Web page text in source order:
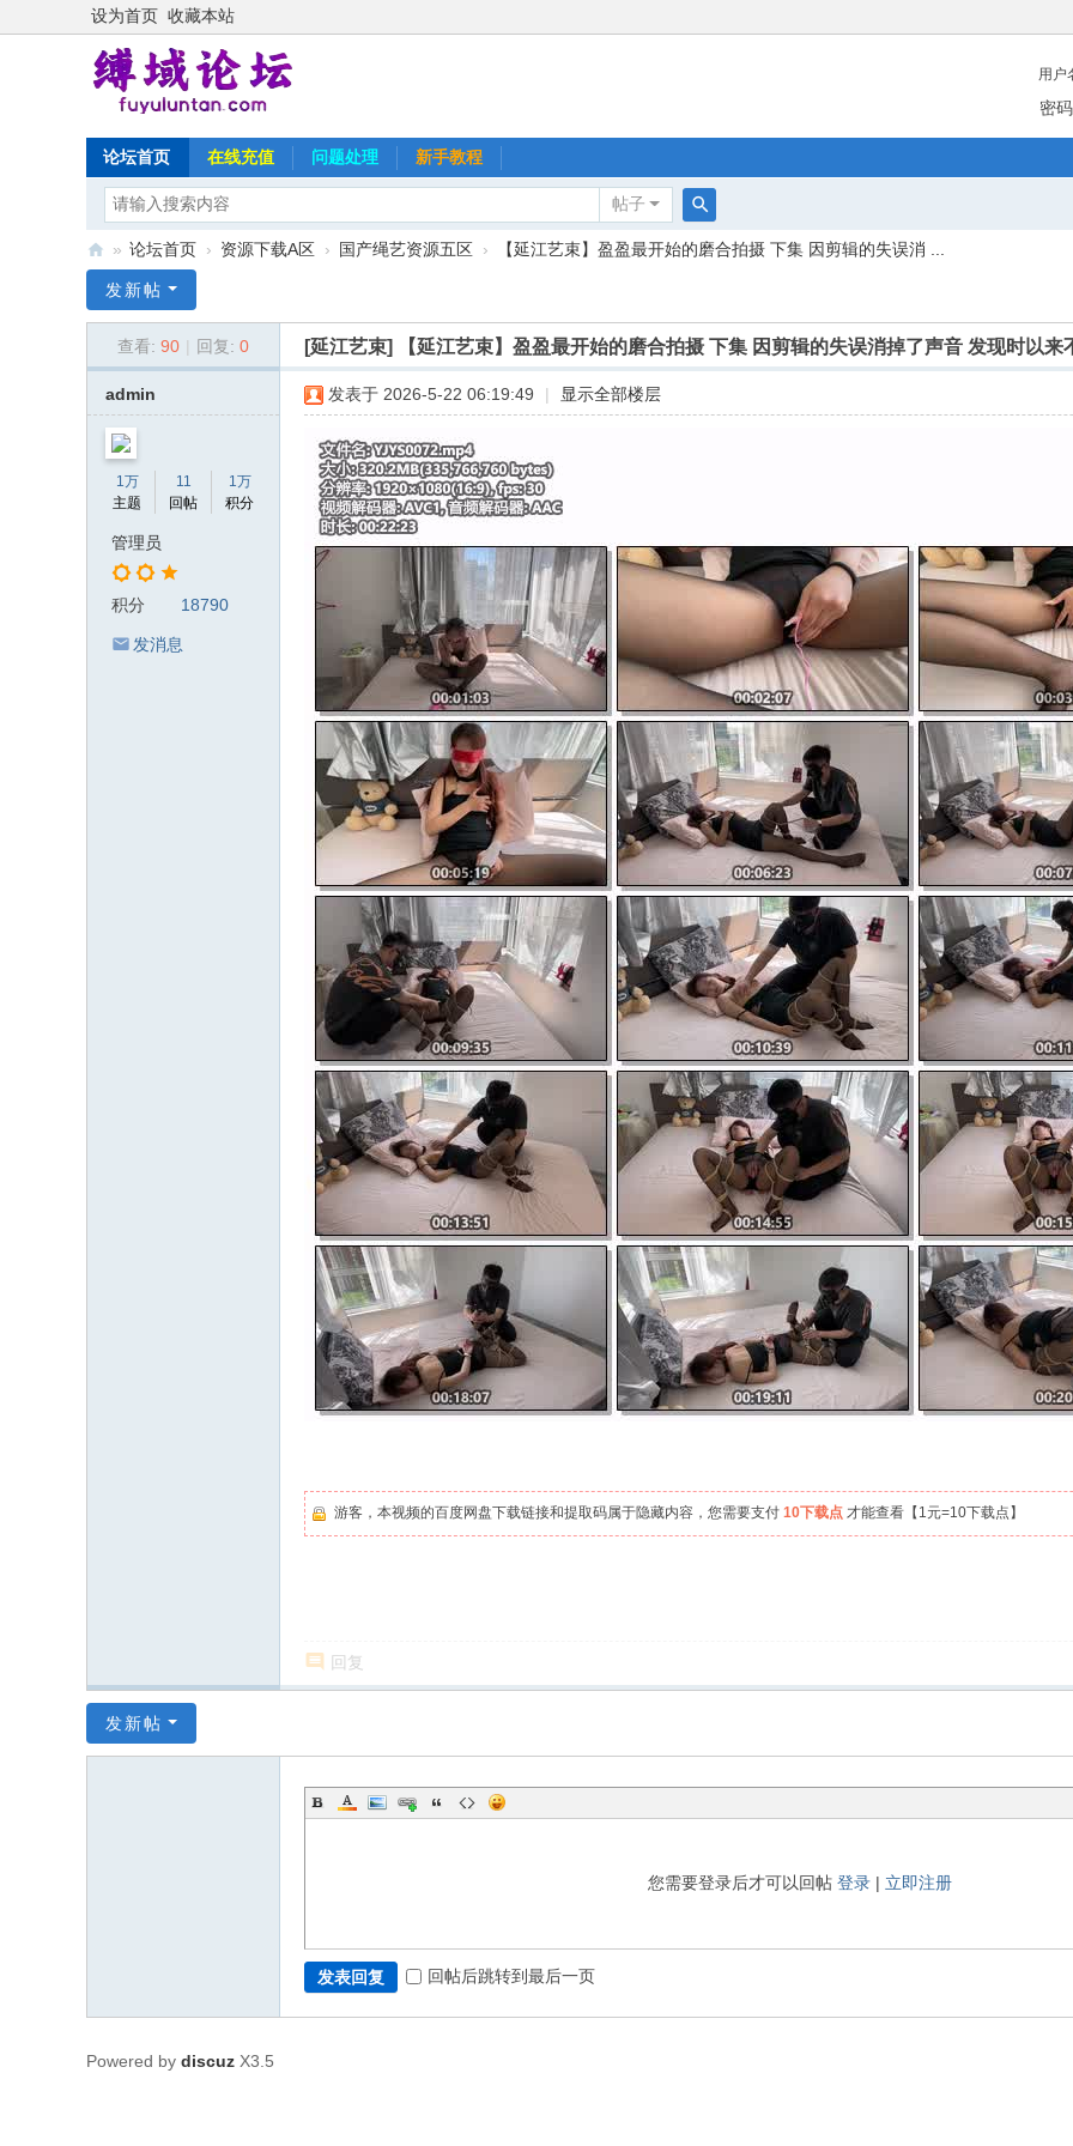
设为首页 收藏本站
用户
密码
论坛首页 在线充值 问题处理 新手教程
帖子
搜
域
» 论坛首页 › 资源下载A区 › 国产绳艺资源五区 › 【延江艺束】盈盈最开始的磨合拍摄 下集 因剪辑的失误消 ...
发新帖
查看: 90 回复: 0 [延江艺束] 【延江艺束】盈盈最开始的磨合拍摄 下集 因剪辑的失误消掉了声音 发现时以来
admin
1万
主题
11
回帖
1万
积分
管理员
积分 18790
发消息
发表于 2026-5-22 06:19:49 显示全部楼层
游客，本视频的百度网盘下载链接和提取码属于隐藏内容，您需要支付 10下载点 才能查看【1元=10下载点】
回复
发新帖
您需要登录后才可以回帖 登录| 立即注册
发表回复 回帖后跳转到最后一页
Powered by discuz X3.5